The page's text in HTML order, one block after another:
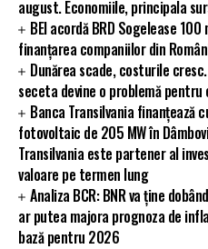
august. Economiile, principala
BEI acordă BRD Sogelease
finanțarea companiilor din
Dunărea scade, costurile
seceta devine o problemă pentru
Banca Transilvania finanțează
fotovoltaic de 205 MW în
Transilvania este partener al
valoare pe termen lung
Analiza BCR: BNR va ține
ar putea majora prognoza de
bază pentru 2026